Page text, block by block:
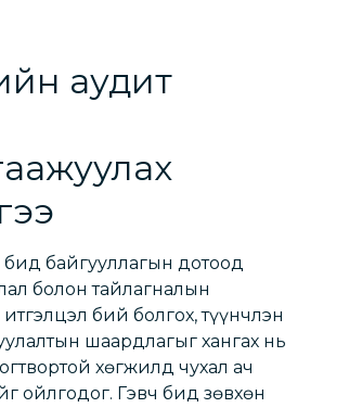
аудит
байгууллагын дотоод
болон тайлагналын
бий болгох, түүнчлэн
шаардлагыг хангах нь
хөгжилд чухал ач
ойлгодог. Гэвч бид зөвхөн